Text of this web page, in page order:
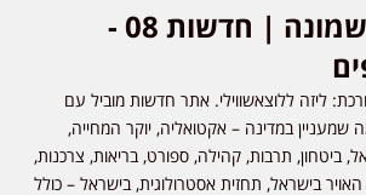
חדשות אפס שמונה | חדשות 08 -
ליזה ללוצאשווילי. אתר חדשות מוביל עם
שמעניין במדינה – אקטואליה, יוקר המחייה,
ביטחון, תרבות, קהילה, ספורט, בריאות, צרכנות,
האויר בישראל, תחזית אסטרולוגית, בישראל – כולל